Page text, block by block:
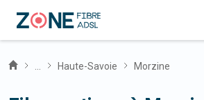
Haute-Savoie Morzine